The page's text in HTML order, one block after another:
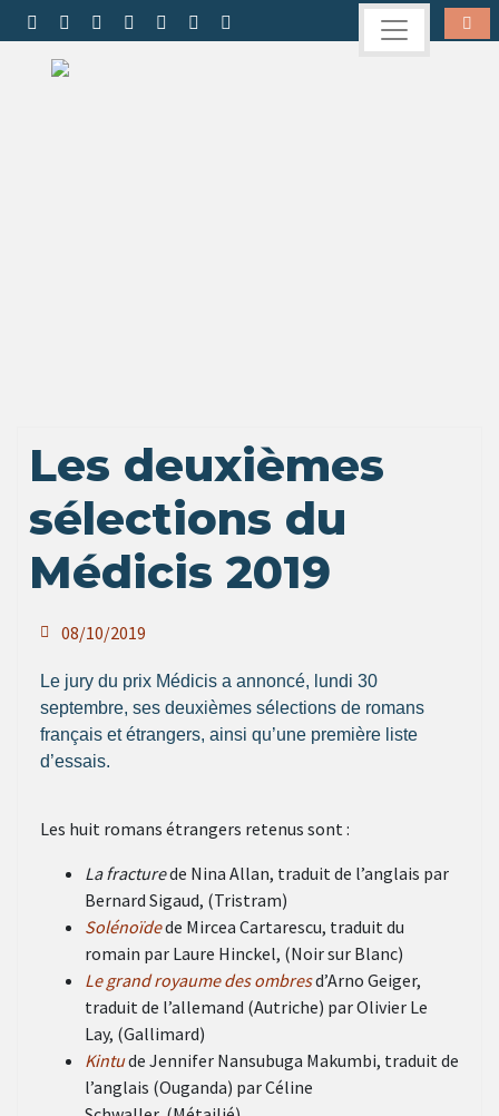
Les deuxièmes
sélections du
Médicis 2019
08/10/2019
Le jury du prix Médicis a annoncé, lundi 30
septembre, ses deuxièmes sélections de romans
français et étrangers, ainsi qu’une première liste
d’essais.
Les huit romans étrangers retenus sont :
La fracturede Nina Allan, traduit de l’anglais par
Bernard Sigaud, (Tristram)
Solénoïdede Mircea Cartarescu, traduit du
romain par Laure Hinckel, (Noir sur Blanc)
Le grand royaume des ombresd’Arno Geiger,
traduit de l’allemand (Autriche) parOlivier Le
Lay, (Gallimard)
Kintude Jennifer Nansubuga Makumbi, traduit de
l’anglais (Ouganda) parCéline